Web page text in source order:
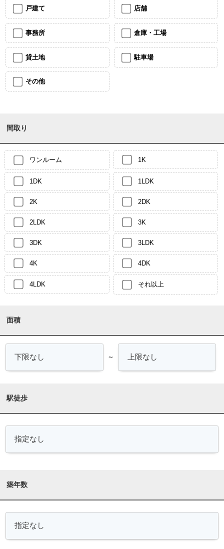
戸建て 店舗
事務所 倉庫・工場
貸土地 駐車場
その他
間取り
ワンルーム 1K
1DK 1LDK
2K 2DK
2LDK 3K
3DK 3LDK
4K 4DK
4LDK それ以上
面積
～
駅徒歩
築年数